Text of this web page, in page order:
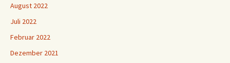
August 2022
Juli 2022
Februar 2022
Dezember 2021